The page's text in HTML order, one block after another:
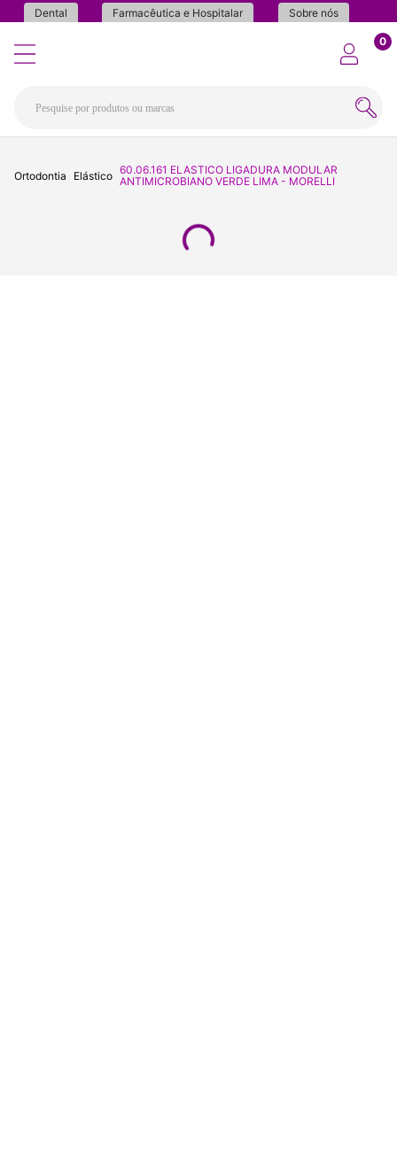
Dental Farmacêutica e Hospitalar Sobre nós
0
Ortodontia Elástico 60.06.161 ELASTICO LIGADURA MODULAR
ANTIMICROBIANO VERDE LIMA - MORELLI